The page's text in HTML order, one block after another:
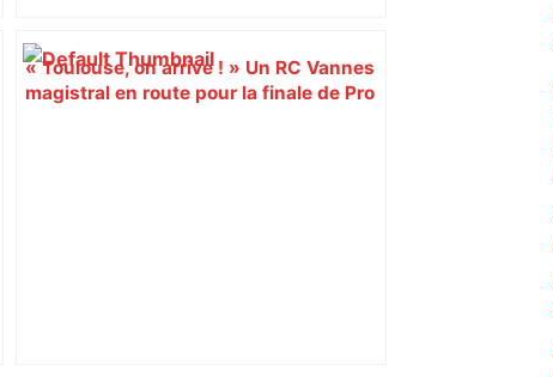
« Toulouse, on arrive ! » Un RC Vannes
magistral en route pour la finale de Pro